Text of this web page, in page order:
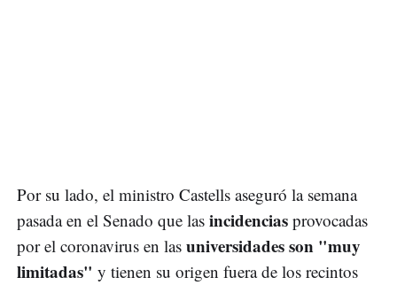
Por su lado, el ministro Castells aseguró la semana
pasada en el Senado que las incidencias provocadas
por el coronavirus en las universidades son "muy
limitadas" y tienen su origen fuera de los recintos